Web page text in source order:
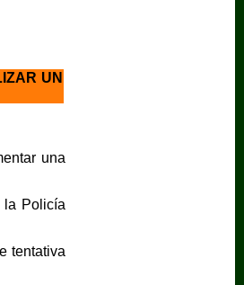
UN
una
la Policía
tentativa